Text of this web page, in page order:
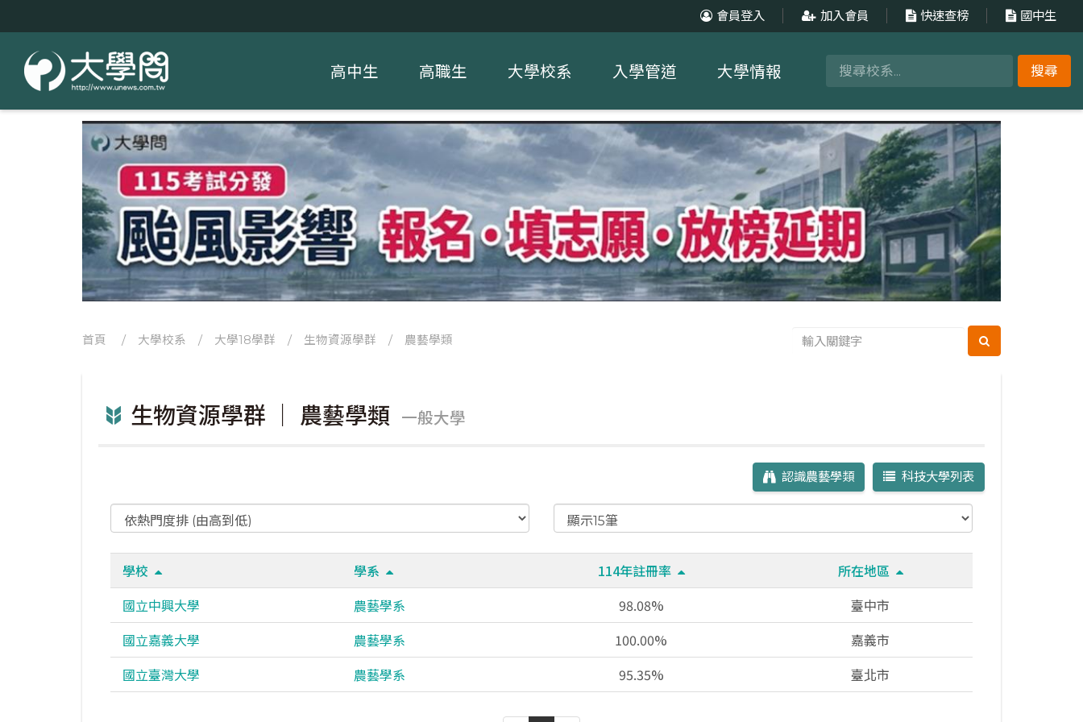
會員登入 加入會員 快速查榜 國中生
搜尋
高中生 高職生 大學校系 入學管道 大學情報
首頁 / 大學校系 / 大學18學群 / 生物資源學群 / 農藝學類
生物資源學群 ｜ 農藝學類 一般大學
科技大學列表
認識農藝學類
學校 學系 114年註冊率
所在地區
國立中興大學
農藝學系 98.08%
臺中市
國立嘉義大學
農藝學系 100.00%
嘉義市
國立臺灣大學
農藝學系 95.35% 臺北市